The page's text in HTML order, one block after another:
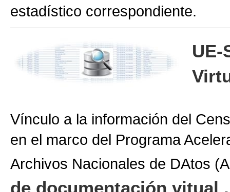
estadístico correspondiente.
UE-
Vínculo a la información del
en el marco del Programa
Archivos Nacionales de DAtos
de documentación vitual